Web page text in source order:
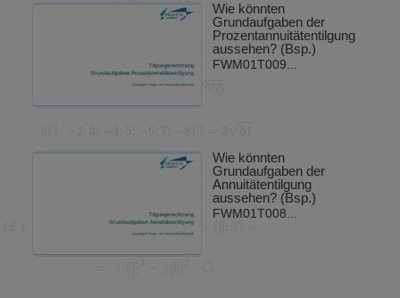
Wie könnten
Grundaufgaben der
Prozentannuitätentilgung
aussehen? (Bsp.)
FWM01T009...
Wie könnten
Grundaufgaben der
Annuitätentilgung
aussehen? (Bsp.)
FWM01T008...